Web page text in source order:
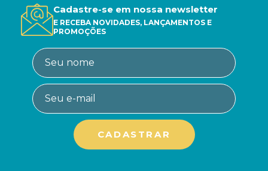
Cadastre-se em nossa newsletter
E RECEBA NOVIDADES, LANÇAMENTOS E
PROMOÇÕES